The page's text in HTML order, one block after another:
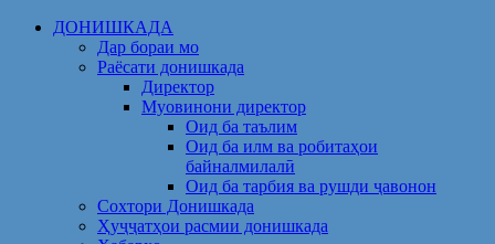
Skip
ДОНИШКАДА
Дар бораи мо
Раёсати донишкада
Директор
Муовинони директор
Оид ба таълим
Оид ба илм ва робитаҳои
байналмилалӣ
Оид ба тарбия ва рушди ҷавонон
Сохтори Донишкада
Ҳуҷҷатҳои расмии донишкада